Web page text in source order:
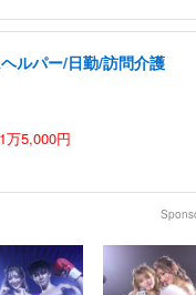
ルパー/日勤/訪問介護
万5,000円